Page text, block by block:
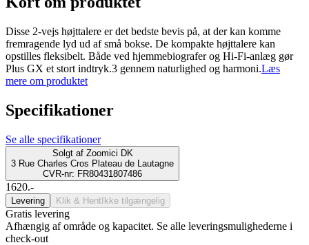
Disse 2-vejs højttalere er det bedste bevis på, at der kan komme
fremragende lyd ud af små bokse. De kompakte højttalere kan
opstilles fleksibelt. Både ved hjemmebiografer og Hi-Fi-anlæg gør
Plus GX et stort indtryk.3 gennem naturlighed og harmoni.Læs
mere om produktet
Specifikationer
Se alle specifikationer
Solgt af Zoomici DK
3 Rue Charles Cros Plateau de Lautagne
CVR-nr: FR80431807486
1620.-
Levering Klik & Hent Ikke tilgængelig
Gratis levering
Afhængig af område og kapacitet. Se alle leveringsmulighederne i
check-out